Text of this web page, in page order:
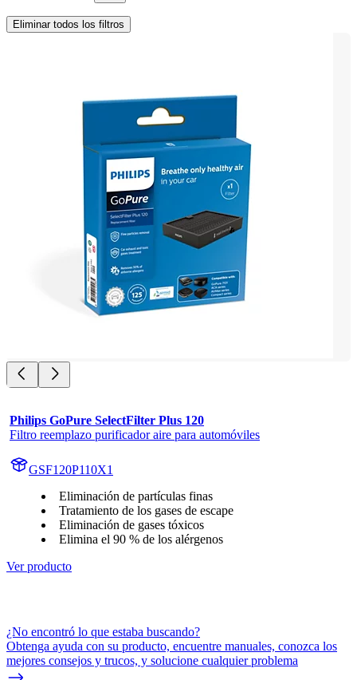
Eliminar todos los filtros
Philips GoPure SelectFilter Plus 120
Filtro reemplazo purificador aire para automóviles
GSF120P110X1
Eliminación de partículas finas
Tratamiento de los gases de escape
Eliminación de gases tóxicos
Elimina el 90 % de los alérgenos
Ver producto
¿No encontró lo que estaba buscando?
Obtenga ayuda con su producto, encuentre manuales, conozca los
mejores consejos y trucos, y solucione cualquier problema